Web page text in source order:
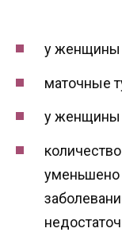
у женщины
маточные
у женщины
уменьшено